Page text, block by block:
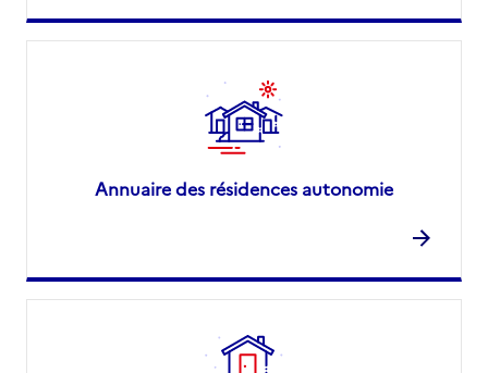
Annuaire des résidences autonomie